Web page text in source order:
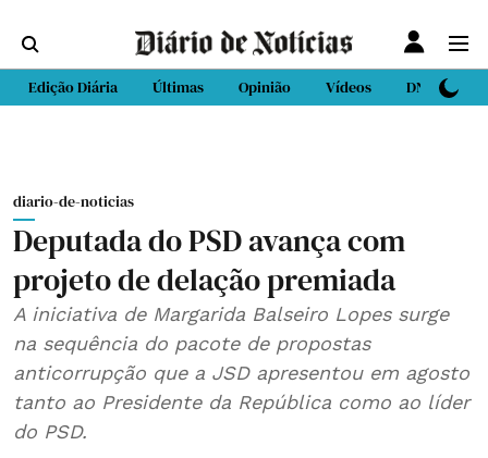
Edição Diária Últimas Opinião Vídeos DN Sport
diario-de-noticias
Deputada do PSD avança com
projeto de delação premiada
A iniciativa de Margarida Balseiro Lopes surge
na sequência do pacote de propostas
anticorrupção que a JSD apresentou em agosto
tanto ao Presidente da República como ao líder
do PSD.